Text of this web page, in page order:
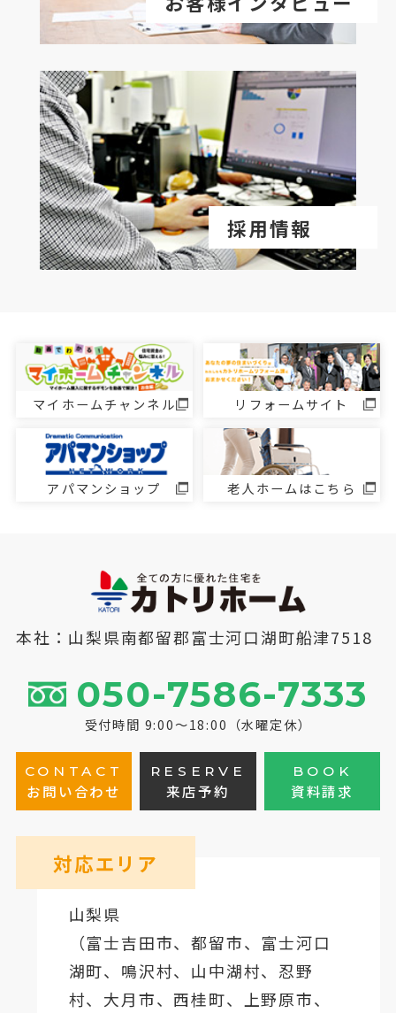
採用情報
マイホームチャンネル リフォームサイト
アパマンショップ 老人ホームはこちら
本社：山梨県南都留郡富士河口湖町船津7518
050-7586-7333
受付時間 9:00～18:00（水曜定休）
CONTACT
お問い合わせ
RESERVE
来店予約
BOOK
資料請求
対応エリア
山梨県
（富士吉田市、都留市、 富士河口
湖町、鳴沢村、山中湖村、忍野
村、 大月市、西桂町、上野原市、